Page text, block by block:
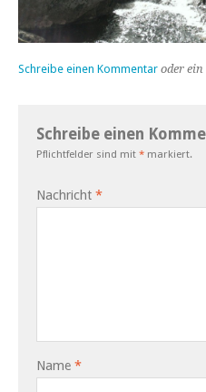
Schreibe einen Kommentar oder
Schreibe einen
Pflichtfelder sind mit * markiert.
Nachricht *
Name *